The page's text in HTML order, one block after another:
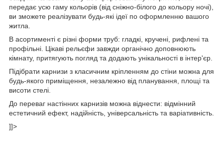
передає усю гаму кольорів (від сніжно-білого до кольору ночі),
ви зможете реалізувати будь-які ідеї по оформленню вашого
житла.
В асортименті є різні форми труб: гладкі, кручені, рифлені та
профільні. Цікаві рельєфи завжди органічно доповнюють
кімнату, притягують погляд та додають унікальності в інтер'єр.
Підібрати карнизи з класичним кріпленням до стіни можна для
будь-якого приміщення, незалежно від планування, площі та
висоти стелі.
До переваг настінних карнизів можна віднести: відмінний
естетичний ефект, надійність, універсальність та варіативність.
]]>